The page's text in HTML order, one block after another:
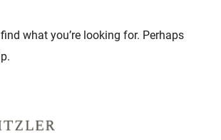
find what you’re looking for. Perhaps